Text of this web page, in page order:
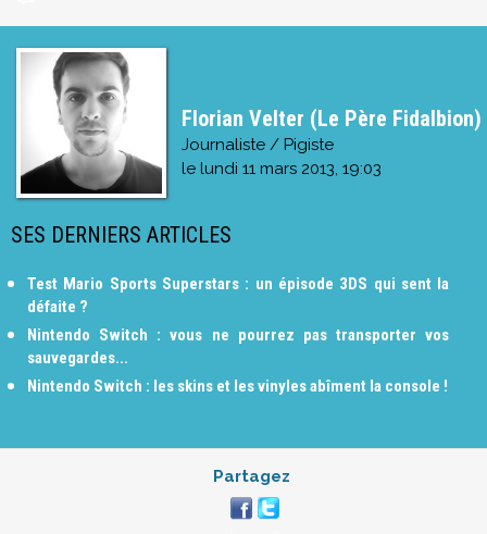
Florian Velter (Le Père Fidalbion)
Journaliste / Pigiste
le lundi 11 mars 2013, 19:03
SES DERNIERS ARTICLES
Test Mario Sports Superstars : un épisode 3DS qui sent la
défaite ?
Nintendo Switch : vous ne pourrez pas transporter vos
sauvegardes...
Nintendo Switch : les skins et les vinyles abîment la console !
Partagez